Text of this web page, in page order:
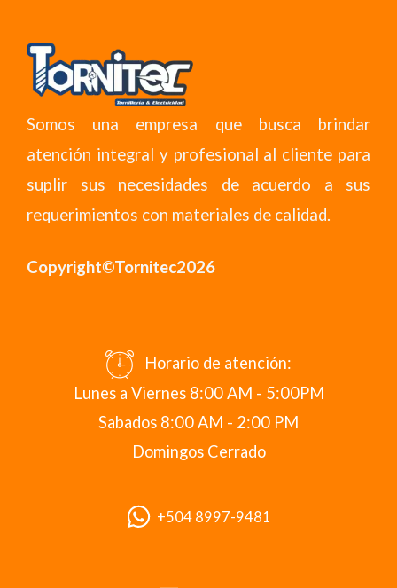
Somos una empresa que busca brindar
atención integral y profesional al cliente para
suplir sus necesidades de acuerdo a sus
requerimientos con materiales de calidad.
Copyright©Tornitec2026
Horario de atención:
Lunes a Viernes 8:00 AM - 5:00PM
Sabados 8:00 AM - 2:00 PM
Domingos Cerrado
+504 8997-9481